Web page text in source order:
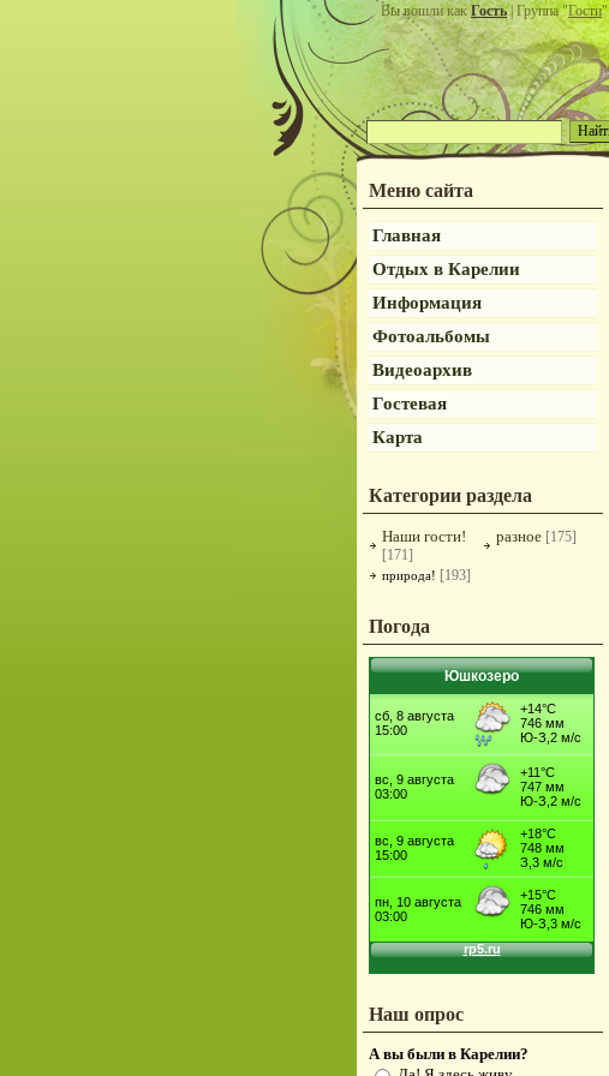
Вы вошли какГость| Группа "Гости"
Меню сайта
Главная
Отдых в Карелии
Информация
Фотоальбомы
Видеоархив
Гостевая
Карта
Категории раздела
Наши гости!
[171]
разное [175]
природа! [193]
Погода
Юшкозеро
Наш опрос
А вы были в Карелии?